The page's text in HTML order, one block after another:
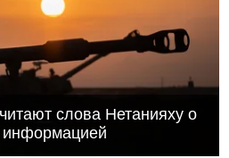
слова Нетанияху о
информацией